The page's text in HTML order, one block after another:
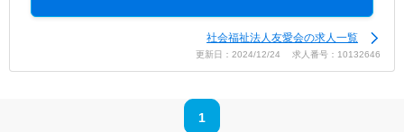
社会福祉法人友愛会の求人一覧
更新日：2024/12/24 求人番号：10132646
1